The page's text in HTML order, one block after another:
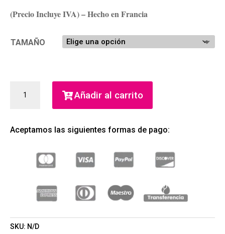
(Precio Incluye IVA) – Hecho en Francia
TAMAÑO
WANT
DE
(JIMMY
CANTIDAD
Añadir al carrito
Aceptamos las siguientes formas de pago:
SKU: N/D